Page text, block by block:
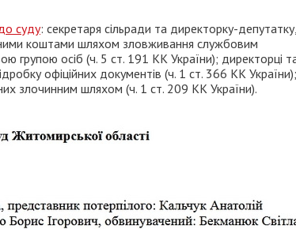
суду: секретаря сільради та директорку-
коштами шляхом зловживання службовим
групою осіб (ч. 5 ст. 191 КК України); директорці
офіційних документів (ч. 1 ст. 366 КК України);
злочинним шляхом (ч. 1 ст. 209 КК України).